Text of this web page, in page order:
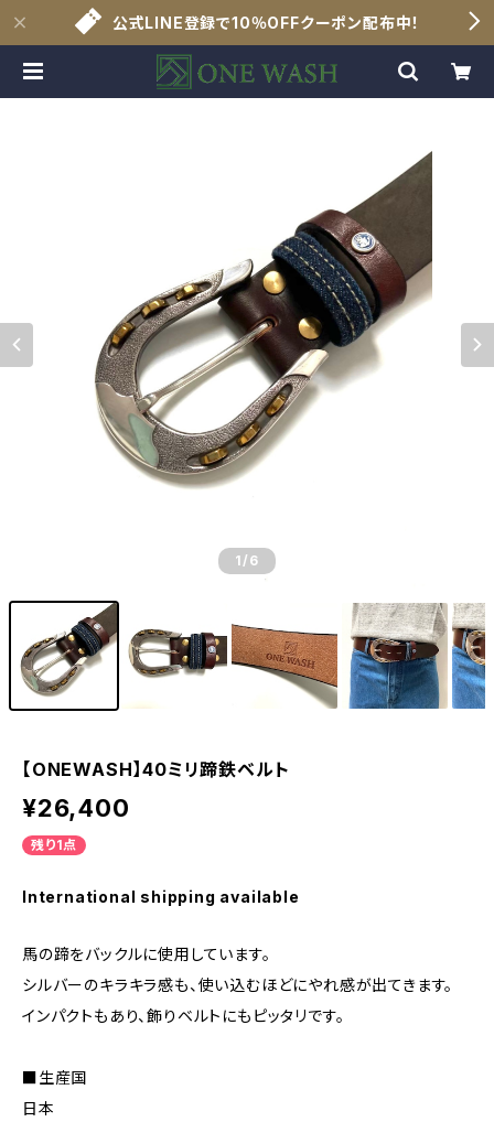
公式LINE登録で10％OFFクーポン配布中！
1 /6
【ONEWASH】40ミリ蹄鉄ベルト
¥26,400
残り1点
International shipping available
馬の蹄をバックルに使用しています。
シルバーのキラキラ感も、使い込むほどにやれ感が出てきます。
インパクトもあり、飾りベルトにもピッタリです。
■生産国
日本